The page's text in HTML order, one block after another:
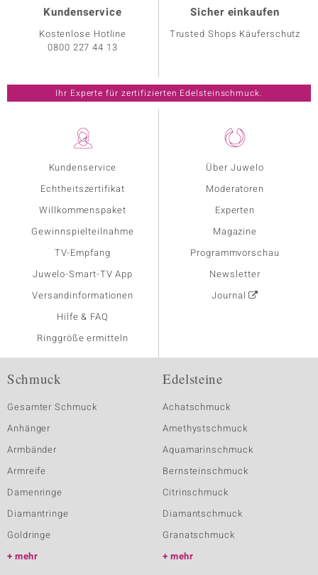
Kundenservice
Echtheitszertifikat
Willkommenspaket
Gewinnspielteilnahme
TV-Empfang
Juwelo-Smart-TV App
Versandinformationen
Hilfe & FAQ
Ringgröße ermitteln
Über Juwelo
Moderatoren
Experten
Magazine
Programmvorschau
Newsletter
Journal
Kundenservice
Kostenlose Hotline
0800 227 44 13
Sicher einkaufen
Trusted Shops Käuferschutz
Ihr Experte für zertifizierten Edelsteinschmuck.
Schmuck
Gesamter Schmuck
Anhänger
Armbänder
Armreife
Damenringe
Diamantringe
Goldringe
mehr
Edelsteine
Achatschmuck
Amethystschmuck
Aquamarinschmuck
Bernsteinschmuck
Citrinschmuck
Diamantschmuck
Granatschmuck
mehr